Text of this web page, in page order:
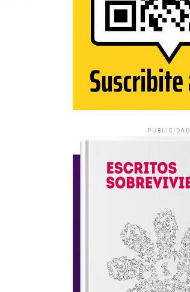
PUBLICIDAD